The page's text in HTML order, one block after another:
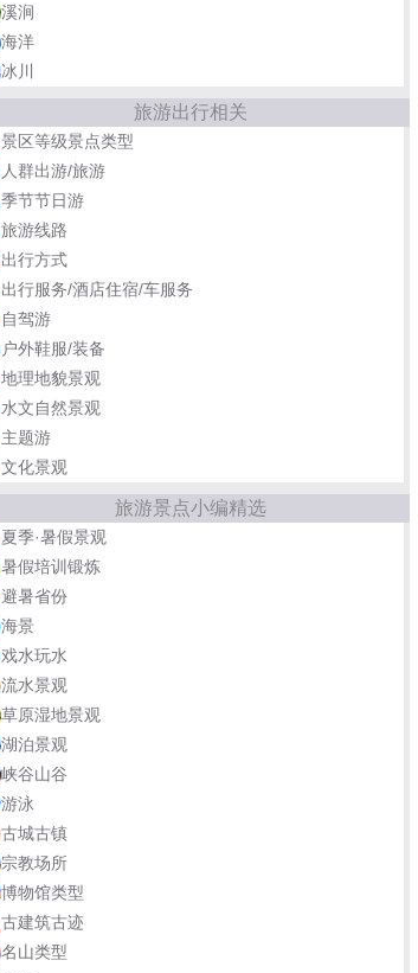
溪涧
海洋
冰川
旅游出行相关
景区等级景点类型
人群出游/旅游
季节节日游
旅游线路
出行方式
出行服务/酒店住宿/车服务
自驾游
户外鞋服/装备
地理地貌景观
水文自然景观
主题游
文化景观
旅游景点小编精选
夏季·暑假景观
暑假培训锻炼
避暑省份
海景
戏水玩水
流水景观
草原湿地景观
湖泊景观
峡谷山谷
游泳
古城古镇
宗教场所
博物馆类型
古建筑古迹
名山类型